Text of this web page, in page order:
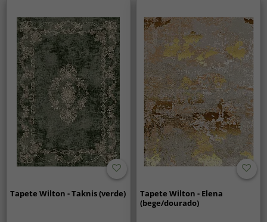
Tapete Wilton - Taknis (verde)
Tapete Wilton - Elena
(bege/dourado)